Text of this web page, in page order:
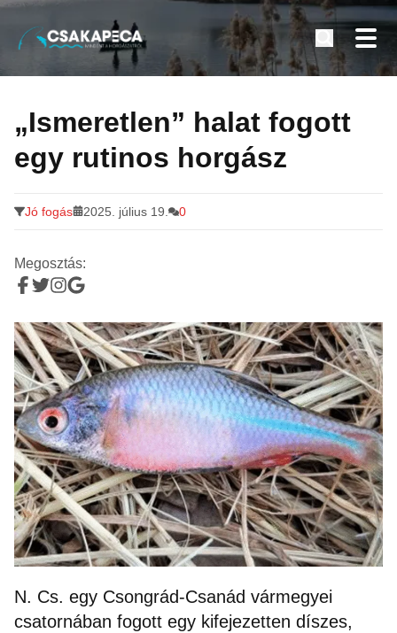
tartalomra
Minden a horgászatról
„Ismeretlen” halat fogott
egy rutinos horgász
Jó fogás 2025. július 19. 0
Megosztás:
N. Cs. egy Csongrád-Csanád vármegyei
csatornában fogott egy kifejezetten díszes,